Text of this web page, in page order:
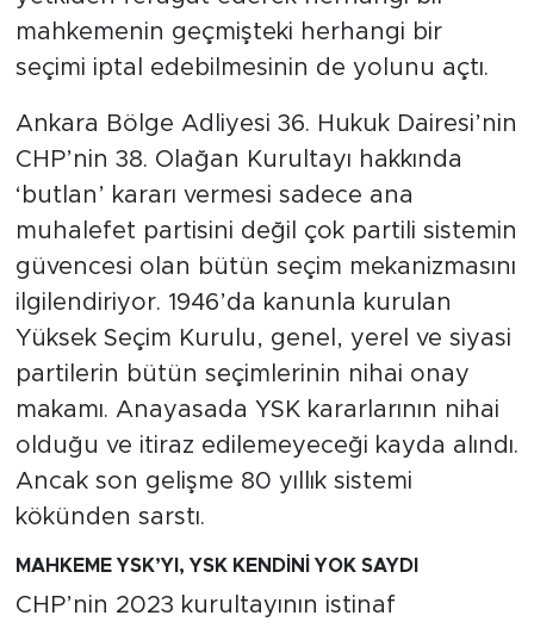
mahkemenin geçmişteki herhangi bir
seçimi iptal edebilmesinin de yolunu açtı.
Ankara Bölge Adliyesi 36. Hukuk Dairesi’nin
CHP’nin 38. Olağan Kurultayı hakkında
‘butlan’ kararı vermesi sadece ana
muhalefet partisini değil çok partili sistemin
güvencesi olan bütün seçim mekanizmasını
ilgilendiriyor. 1946’da kanunla kurulan
Yüksek Seçim Kurulu, genel, yerel ve siyasi
partilerin bütün seçimlerinin nihai onay
makamı. Anayasada YSK kararlarının nihai
olduğu ve itiraz edilemeyeceği kayda alındı.
Ancak son gelişme 80 yıllık sistemi
kökünden sarstı.
MAHKEME YSK’YI, YSK KENDİNİ YOK SAYDI
CHP’nin 2023 kurultayının istinaf
TARİHTEN GÜNÜMÜZE
TARİH
SAĞLIK
SİYASET
FOTO GALERİ
VİDEOLAR
ALINTI YAZARLAR
SOSYAL MEDYA